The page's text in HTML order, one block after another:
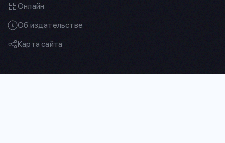
Онлайн
Об издательстве
Карта сайта